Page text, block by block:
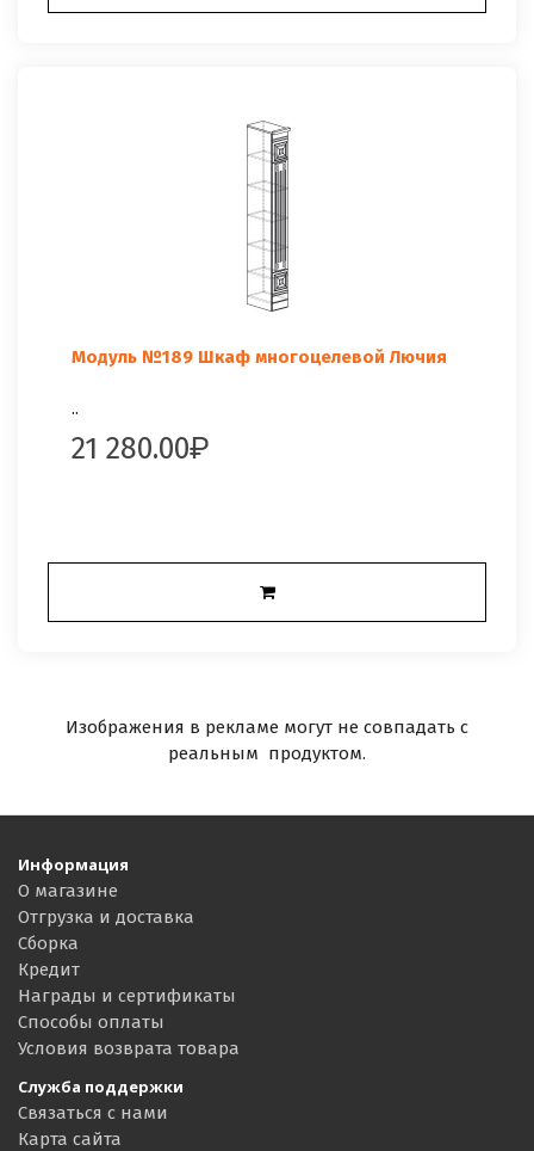
Модуль №189 Шкаф многоцелевой Лючия
..
21 280.00
Изображения в рекламе могут не совпадать с
реальным продуктом.
Информация
О магазине
Отгрузка и доставка
Сборка
Кредит
Награды и сертификаты
Способы оплаты
Условия возврата товара
Служба поддержки
Связаться с нами
Карта сайта